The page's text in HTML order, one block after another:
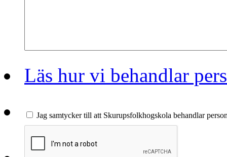
Läs hur vi behandlar
Jag samtycker till att Skurupsfolkhogskola behandlar